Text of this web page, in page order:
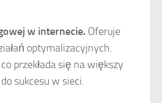
w internecie. Oferuje
optymalizacyjnych.
przekłada się na większy
sukcesu w sieci.